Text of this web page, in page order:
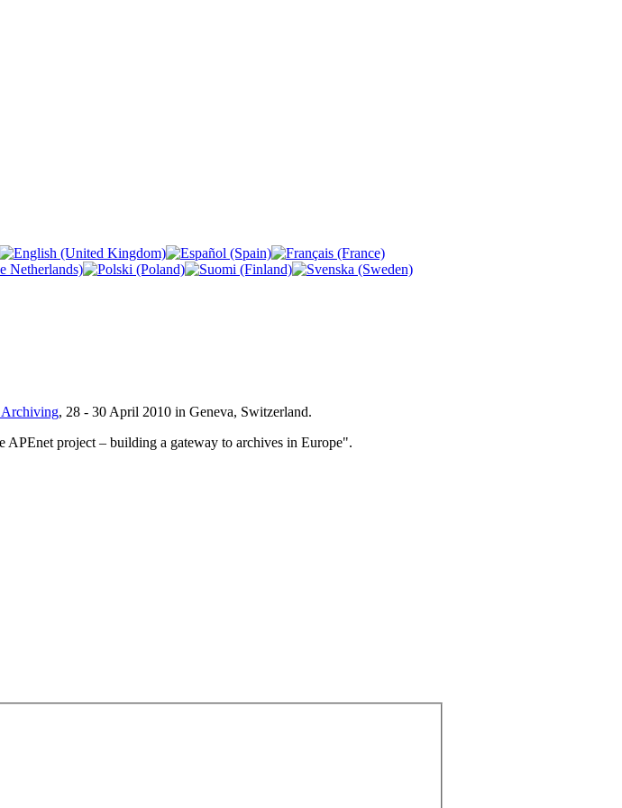
Archiving, 28 - 30 April 2010 in Geneva, Switzerland.
project – building a gateway to archives in Europe".